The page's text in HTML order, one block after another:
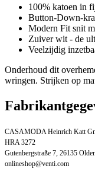
100% katoen in
Button-Down-
Modern Fit snit
Zuiver wit - de
Veelzijdig
Onderhoud dit
wringen. Strijken op
CASAMODA Heinrich Katt
HRA 3272
Gutenbergstraße 7, 26135
onlineshop@venti.com